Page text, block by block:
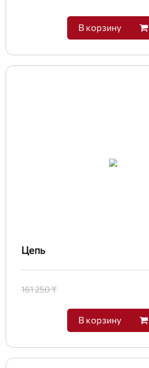
В корзину
Цепь
161 250 ₸
В корзину